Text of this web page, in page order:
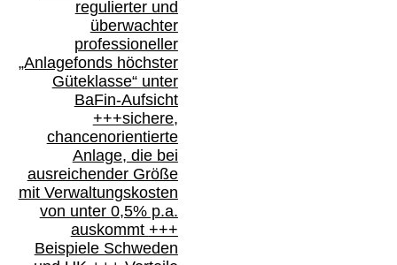
regulierter und
überwachter
professioneller
„Anlagefonds höchster
Güteklasse“ unter
BaFin-Aufsicht
+++sichere,
chancenorientierte
Anlage, die bei
ausreichender Größe
mit Verwaltungskosten
von unter 0,5% p.a.
auskommt +++
Beispiele Schweden